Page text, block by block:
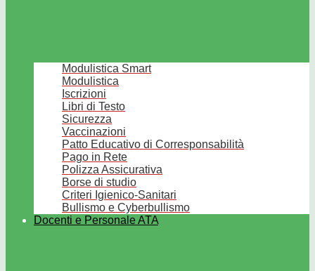
Modulistica Smart
Modulistica
Iscrizioni
Libri di Testo
Sicurezza
Vaccinazioni
Patto Educativo di Corresponsabilità
Pago in Rete
Polizza Assicurativa
Borse di studio
Criteri Igienico-Sanitari
Bullismo e Cyberbullismo
Docenti e Personale ATA